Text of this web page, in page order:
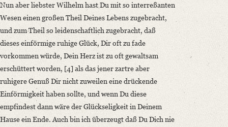
Nun aber liebster Wilhelm hast Du mit so interreßanten
Wesen einen großen Theil Deines Lebens zugebracht,
und zum Theil so leidenschaftlich zugebracht, daß
dieses einförmige ruhige Glück, Dir oft zu fade
vorkommen würde, Dein Herz ist zu oft gewaltsam
erschüttert worden, [4] als das jener zartre aber
ruhigere Genuß Dir nicht zuweilen eine drückende
Einförmigkeit haben sollte, und wenn Du diese
empfindest dann wäre der Glückseligkeit in Deinem
Hause ein Ende. Auch bin ich überzeugt daß Du Dich nie